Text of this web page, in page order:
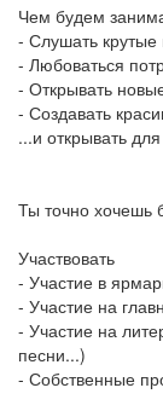
Чем будем
- Слушать
- Любоваться
- Открывать
- Создавать
...и открывать
Ты точно хочешь
Участвовать
- Участие в
- Участие на
- Участие на
песни...)
- Собственные